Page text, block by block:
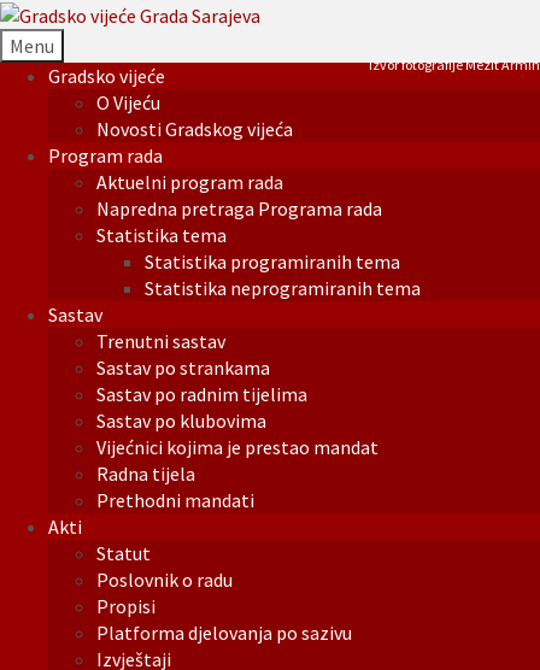
Menu
Gradsko vijeće
O Vijeću
Novosti Gradskog vijeća
Program rada
Aktuelni program rada
Napredna pretraga Programa rada
Statistika tema
Statistika programiranih tema
Statistika neprogramiranih tema
Sastav
Trenutni sastav
Sastav po strankama
Sastav po radnim tijelima
Sastav po klubovima
Vijećnici kojima je prestao mandat
Radna tijela
Prethodni mandati
Akti
Statut
Poslovnik o radu
Propisi
Platforma djelovanja po sazivu
Izvještaji
Izvor fotografije Mezit Armin